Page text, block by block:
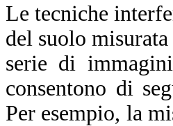
Le tecniche
del suolo
serie di
consentono di
Per esempio, la